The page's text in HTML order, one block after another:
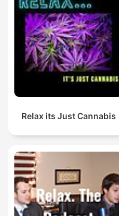
Relax its Just Cannabis